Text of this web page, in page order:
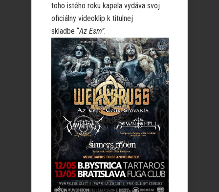
toho istého roku kapela vydáva svoj
oficiálny videoklip k titulnej
skladbe “Az Esm”.